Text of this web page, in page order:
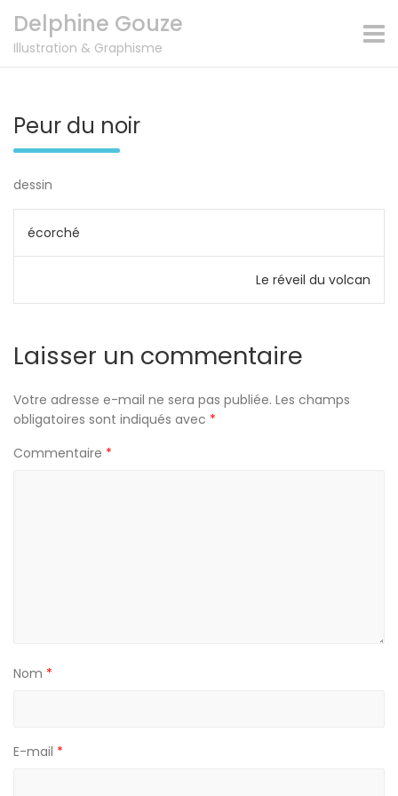
content
Delphine Gouze
Illustration & Graphisme
Peur du noir
dessin
Navigation
de
l’article
écorché
Le réveil du volcan
Laisser un commentaire
Votre adresse e-mail ne sera pas publiée. Les champs
obligatoires sont indiqués avec *
Commentaire *
Nom *
E-mail *